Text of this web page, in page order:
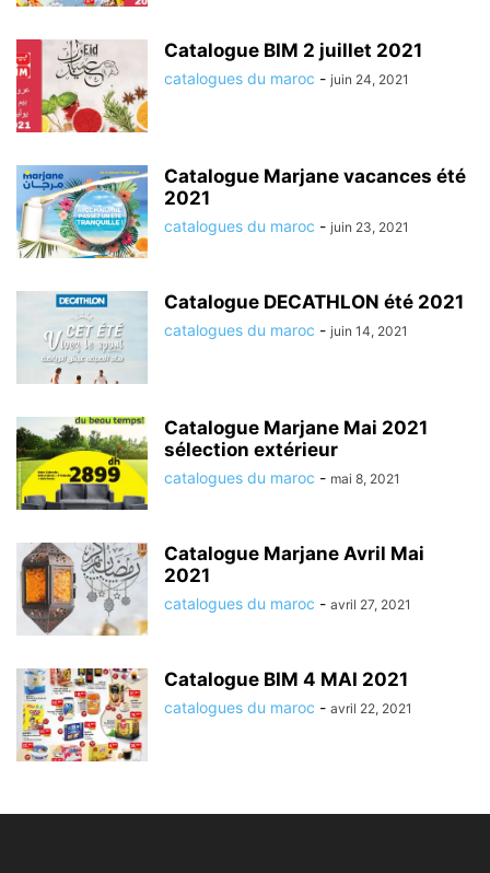
Catalogue BIM 2 juillet 2021
catalogues du maroc - juin 24, 2021
Catalogue Marjane vacances été
2021
catalogues du maroc - juin 23, 2021
Catalogue DECATHLON été 2021
catalogues du maroc - juin 14, 2021
Catalogue Marjane Mai 2021
sélection extérieur
catalogues du maroc - mai 8, 2021
Catalogue Marjane Avril Mai
2021
catalogues du maroc - avril 27, 2021
Catalogue BIM 4 MAI 2021
catalogues du maroc - avril 22, 2021